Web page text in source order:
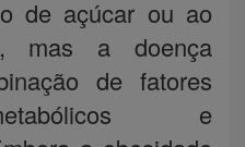
de açúcar ou ao
mas a doença
de fatores
e